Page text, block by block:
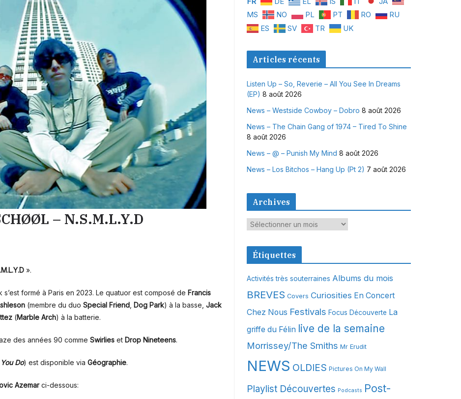
– N.S.M.L.Y.D
».
formé à Paris en 2023. Le quatuor est composé de Francis
(membre du duo Special Friend Dog Park) à la basse, Jack
(Marble Arch) à la batterie.
des années 90 comme Swirlies et Drop Nineteens.
Do) est disponible via Géographie.
Azemarci-dessous:
MS
NO PL PT RO
RU
ES
SV TR UK
Articles récents
Listen Up – So, Reverie – All You See In Dreams
(EP) 8 août 2026
News – Westside Cowboy – Dobro 8 août 2026
News – The Chain Gang of 1974 – Tired To Shine
8 août 2026
News – @ – Punish My Mind 8 août 2026
News – Los Bitchos – Hang Up (Pt 2) 7 août 2026
Archives
A
c
e
s
Étiquettes
Activités très souterraines Albums du mois
BREVES Covers Curiosities En Concert
Chez Nous Festivals Focus Découverte La
griffe du Félin live de la semaine
Morrissey/The Smiths Mr Erudit
NEWS OLDIES Pictures On My Wall
Playlist Découvertes Podcasts Post-